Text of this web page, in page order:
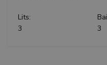
Lits:
3
3